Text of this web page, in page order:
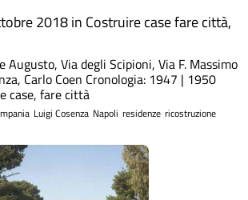
2018 in Costruire case fare città,
Augusto, Via degli Scipioni, Via F. Massimo
Carlo Coen Cronologia: 1947 | 1950
case, fare città
Luigi Cosenza Napoli residenze ricostruzione